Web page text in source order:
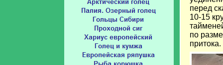
перед
10-15
по
притока.